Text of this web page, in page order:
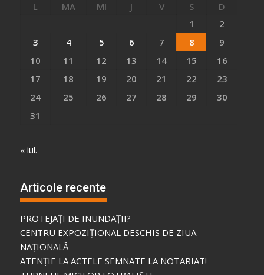
L MA MI J V S
D
1
2
3
4 5 6 7 8
9
10
11 12 13 14 15
16
17
18 19 20 21 22
23
24
25 26 27 28 29
30
31
« iul.
Articole recente
PROTEJAȚI DE INUNDAȚII?
CENTRU EXPOZIȚIONAL DESCHIS DE ZIUA
NAȚIONALĂ
ATENȚIE LA ACTELE SEMNATE LA NOTARIAT!